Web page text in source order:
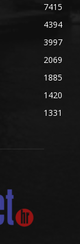
7415
4394
3997
2069
1885
1420
1331